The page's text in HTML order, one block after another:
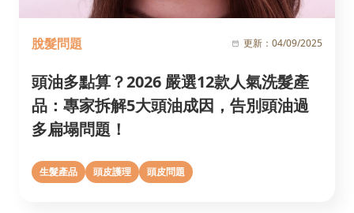
脫髮問題 更新： 04/09/2025
頭油多點算？2026 嚴選12款人氣洗髮產
品：專家拆解5大頭油成因，告別頭油過
多扁塌問題！
生髮產品 頭皮護理 頭皮問題